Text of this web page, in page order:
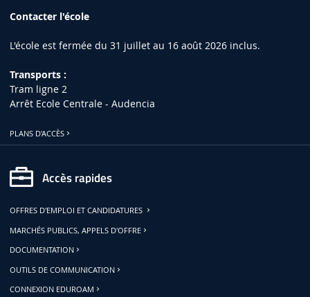
Contacter l'école
L'école est fermée du 31 juillet au 16 août 2026 inclus.
Transports :
Tram ligne 2
Arrêt Ecole Centrale - Audencia
PLANS D'ACCÈS
Accès rapides
OFFRES D'EMPLOI ET CANDIDATURES
MARCHÉS PUBLICS, APPELS D'OFFRE
DOCUMENTATION
OUTILS DE COMMUNICATION
CONNEXION EDUROAM